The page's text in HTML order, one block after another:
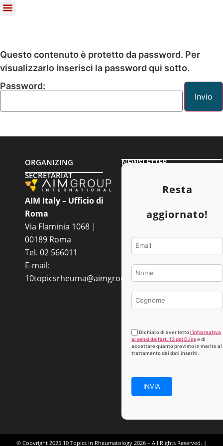
Questo contenuto è protetto da password. Per
visualizzarlo inserisci la password qui sotto.
Password:
ORGANIZING
SECRETARIAT
AIM Italy – Ufficio di
Roma
Via Flaminia 1068 |
00189 Roma
Tel. 02 566011
E-mail:
10topicsrheuma@aimgroup.eu
NEWSLETTER
Resta
aggiornato!
Dichiaro di aver lettol’informativa
ai sensi dell’art. 13 del D.lgse di
accettare quanto previsto in merito al
trattamento dei dati inseriti.
© Copyright 2025 10 Topics in Rheumatology 2026 – All Rights Reserved. |